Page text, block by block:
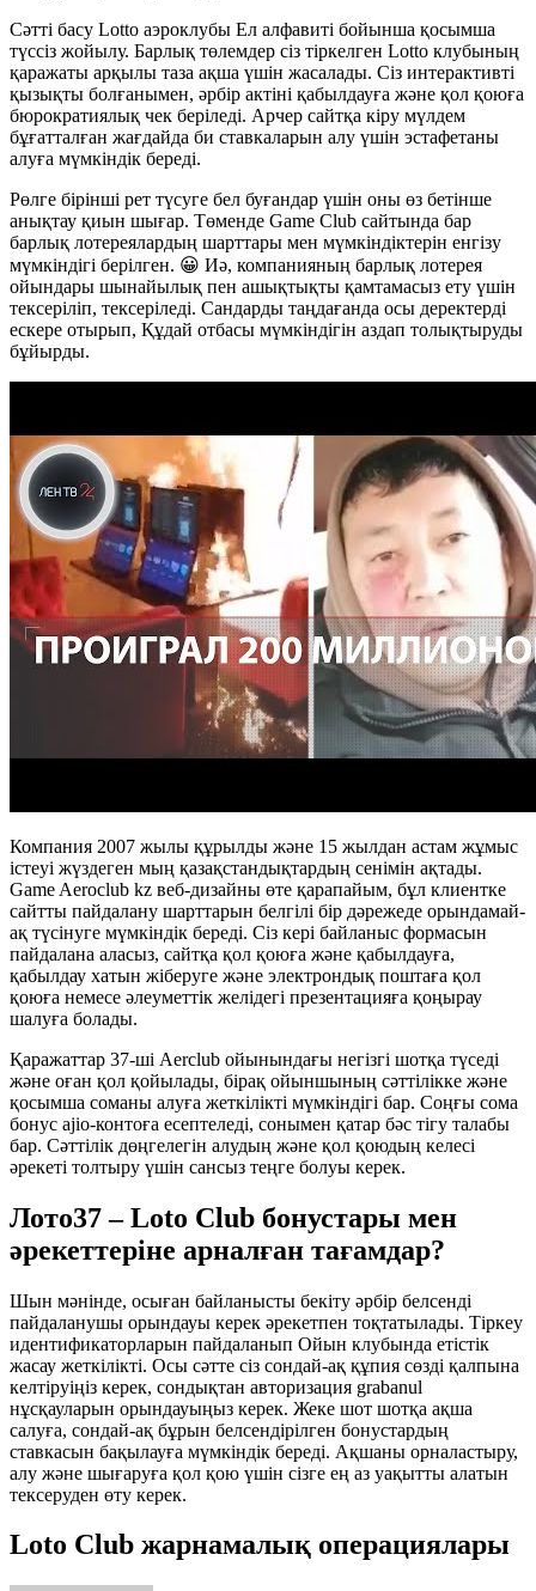
Сәтті басу Lotto аэроклубы Ел алфавиті бойынша қосымша
түссіз жойылу. Барлық төлемдер сіз тіркелген Lotto клубының
қаражаты арқылы таза ақша үшін жасалады. Сіз интерактивті
қызықты болғанымен, әрбір актіні қабылдауға және қол қоюға
бюрократиялық чек беріледі. Арчер сайтқа кіру мүлдем
бұғатталған жағдайда би ставкаларын алу үшін эстафетаны
алуға мүмкіндік береді.
Рөлге бірінші рет түсуге бел буғандар үшін оны өз бетінше
анықтау қиын шығар. Төменде Game Club сайтында бар
барлық лотереялардың шарттары мен мүмкіндіктерін енгізу
мүмкіндігі берілген. 😀 Иә, компанияның барлық лотерея
ойындары шынайылық пен ашықтықты қамтамасыз ету үшін
тексеріліп, тексеріледі. Сандарды таңдағанда осы деректерді
ескере отырып, Құдай отбасы мүмкіндігін аздап толықтыруды
бұйырды.
Компания 2007 жылы құрылды және 15 жылдан астам жұмыс
істеуі жүздеген мың қазақстандықтардың сенімін ақтады.
Game Aeroclub kz веб-дизайны өте қарапайым, бұл клиентке
сайтты пайдалану шарттарын белгілі бір дәрежеде орындамай-
ақ түсінуге мүмкіндік береді. Сіз кері байланыс формасын
пайдалана аласыз, сайтқа қол қоюға және қабылдауға,
қабылдау хатын жіберуге және электрондық поштаға қол
қоюға немесе әлеуметтік желідегі презентацияға қоңырау
шалуға болады.
Қаражаттар 37-ші Aerclub ойынындағы негізгі шотқа түседі
және оған қол қойылады, бірақ ойыншының сәттілікке және
қосымша соманы алуға жеткілікті мүмкіндігі бар. Соңғы сома
бонус ajio-контоға есептеледі, сонымен қатар бәс тігу талабы
бар. Сәттілік дөңгелегін алудың және қол қоюдың келесі
әрекеті толтыру үшін сансыз теңге болуы керек.
Лото37 – Loto Club бонустары мен
әрекеттеріне арналған тағамдар?
Шын мәнінде, осыған байланысты бекіту әрбір белсенді
пайдаланушы орындауы керек әрекетпен тоқтатылады. Тіркеу
идентификаторларын пайдаланып Ойын клубында етістік
жасау жеткілікті. Осы сәтте сіз сондай-ақ құпия сөзді қалпына
келтіруіңіз керек, сондықтан авторизация grabanul
нұсқауларын орындауыңыз керек. Жеке шот шотқа ақша
салуға, сондай-ақ бұрын белсендірілген бонустардың
ставкасын бақылауға мүмкіндік береді. Ақшаны орналастыру,
алу және шығаруға қол қою үшін сізге ең аз уақытты алатын
тексеруден өту керек.
Loto Club жарнамалық операциялары